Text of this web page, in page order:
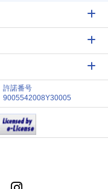
許諾番号
9005542008Y30005